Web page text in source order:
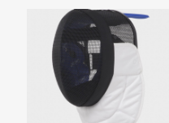
múltiplas
variantes.
As
opções
podem
ser
escolhidas